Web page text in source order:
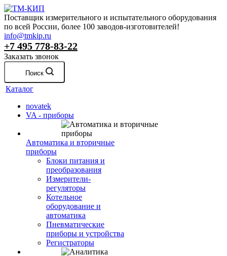
Поставщик измерительного и испытательного оборудования
по всей России, более 100 заводов-изготовителей!
info@tmkip.ru
+7 495 778-83-22
Заказать звонок
Поиск
Каталог
novatek
VA - приборы
Автоматика и вторичные
приборы
Блоки питания и
преобразования
Измерители-
регуляторы
Котельное
оборудование и
автоматика
Пневматические
приборы и устройства
Регистраторы